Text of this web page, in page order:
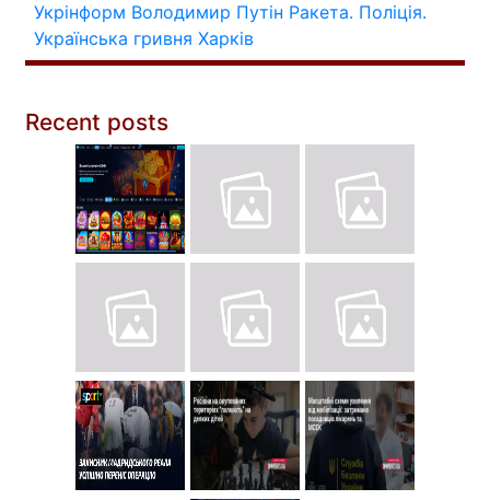
Укрінформ Володимир Путін Ракета. Поліція.
Українська гривня Харків
Recent posts